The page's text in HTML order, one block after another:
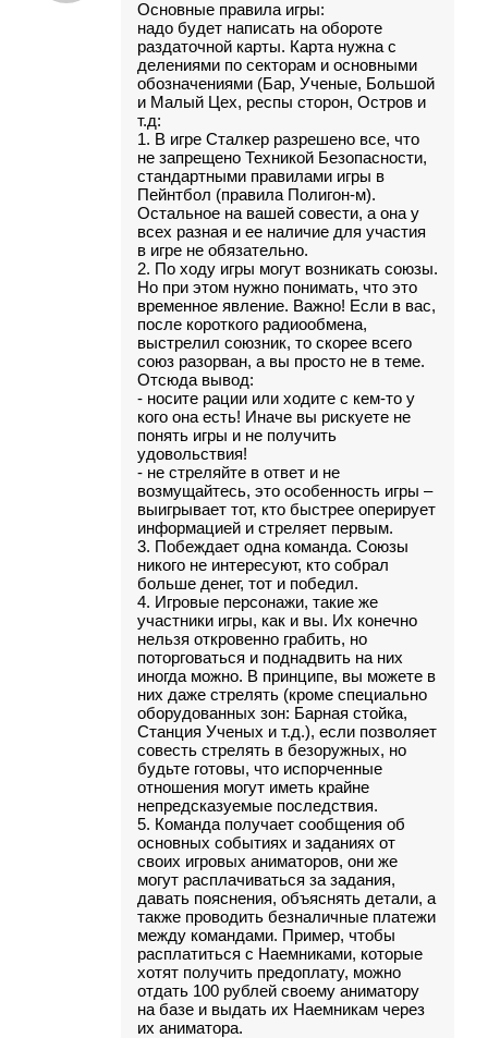
Основные правила игры:
надо будет написать на обороте
раздаточной карты. Карта нужна с
делениями по секторам и основными
обозначениями (Бар, Ученые, Большой
и Малый Цех, респы сторон, Остров и
т.д:
1. В игре Сталкер разрешено все, что
не запрещено Техникой Безопасности,
стандартными правилами игры в
Пейнтбол (правила Полигон-м).
Остальное на вашей совести, а она у
всех разная и ее наличие для участия
в игре не обязательно.
2. По ходу игры могут возникать союзы.
Но при этом нужно понимать, что это
временное явление. Важно! Если в вас,
после короткого радиообмена,
выстрелил союзник, то скорее всего
союз разорван, а вы просто не в теме.
Отсюда вывод:
- носите рации или ходите с кем-то у
кого она есть! Иначе вы рискуете не
понять игры и не получить
удовольствия!
- не стреляйте в ответ и не
возмущайтесь, это особенность игры –
выигрывает тот, кто быстрее оперирует
информацией и стреляет первым.
3. Побеждает одна команда. Союзы
никого не интересуют, кто собрал
больше денег, тот и победил.
4. Игровые персонажи, такие же
участники игры, как и вы. Их конечно
нельзя откровенно грабить, но
поторговаться и поднадвить на них
иногда можно. В принципе, вы можете в
них даже стрелять (кроме специально
оборудованных зон: Барная стойка,
Станция Ученых и т.д.), если позволяет
совесть стрелять в безоружных, но
будьте готовы, что испорченные
отношения могут иметь крайне
непредсказуемые последствия.
5. Команда получает сообщения об
основных событиях и заданиях от
своих игровых аниматоров, они же
могут расплачиваться за задания,
давать пояснения, объяснять детали, а
также проводить безналичные платежи
между командами. Пример, чтобы
расплатиться с Наемниками, которые
хотят получить предоплату, можно
отдать 100 рублей своему аниматору
на базе и выдать их Наемникам через
их аниматора.